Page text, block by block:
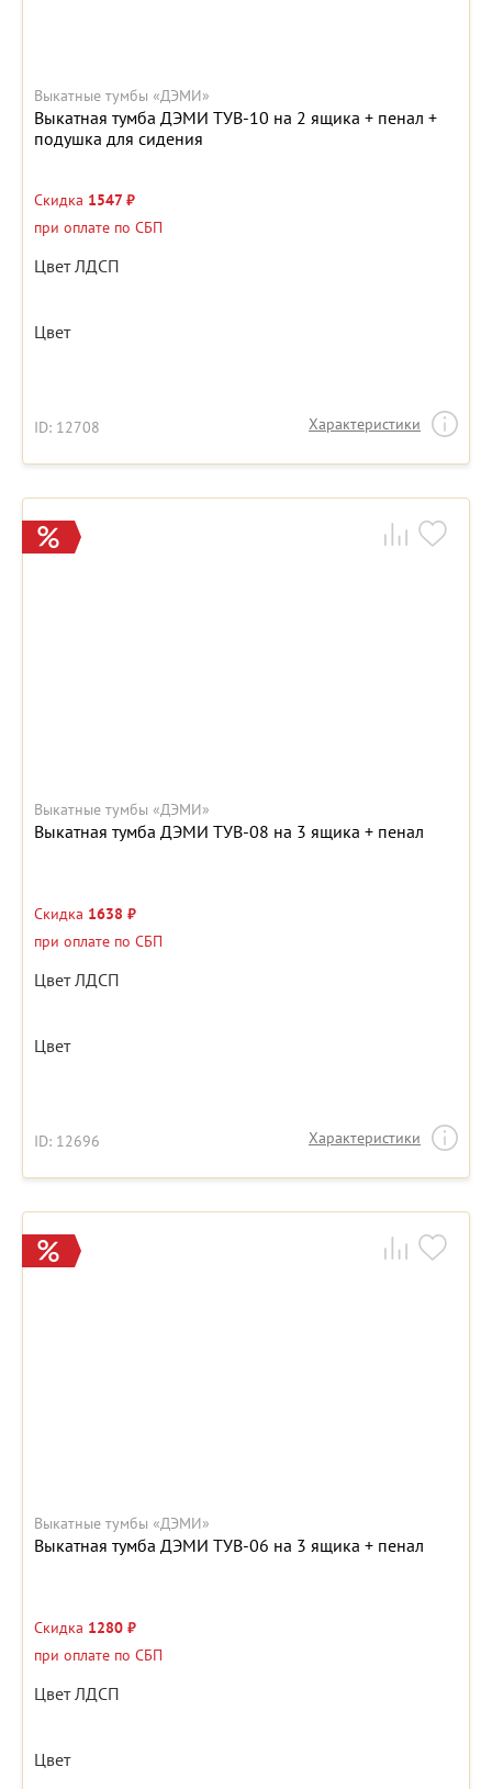
Выкатные тумбы «ДЭМИ»
Выкатная тумба ДЭМИ ТУВ-10 на 2 ящика + пенал +
подушка для сидения
Скидка 1547 ₽
при оплате по СБП
Цвет ЛДСП
Цвет
ID: 12708 Характеристики
Выкатные тумбы «ДЭМИ»
Выкатная тумба ДЭМИ ТУВ-08 на 3 ящика + пенал
Скидка 1638 ₽
при оплате по СБП
Цвет ЛДСП
Цвет
ID: 12696 Характеристики
Выкатные тумбы «ДЭМИ»
Выкатная тумба ДЭМИ ТУВ-06 на 3 ящика + пенал
Скидка 1280 ₽
при оплате по СБП
Цвет ЛДСП
Цвет